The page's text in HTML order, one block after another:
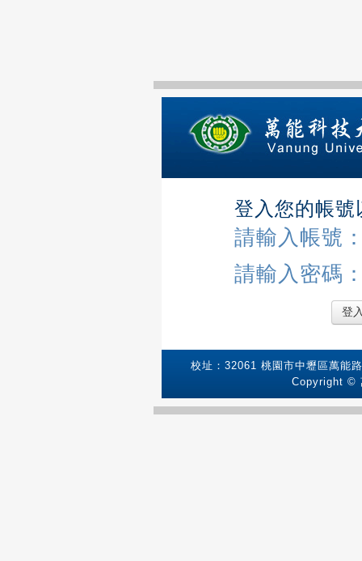
登入您的帳號
請輸入帳號
請輸入密碼
登
校址：32061 桃園市中壢區萬能
Copyright ©